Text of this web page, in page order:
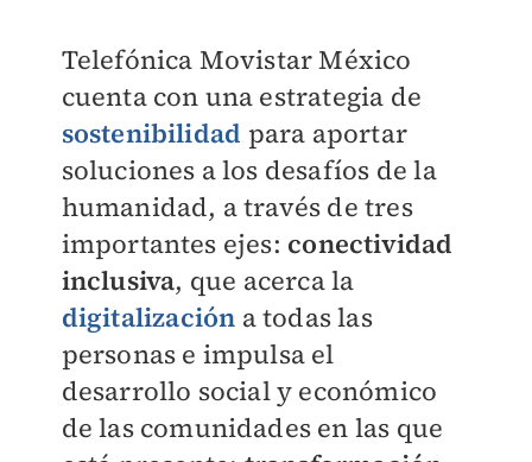
Telefónica Movistar México
cuenta con una estrategia de
sostenibilidad para aportar
soluciones a los desafíos de la
humanidad, a través de tres
importantes ejes: conectividad
inclusiva, que acerca la
digitalización a todas las
personas e impulsa el
desarrollo social y económico
de las comunidades en las que